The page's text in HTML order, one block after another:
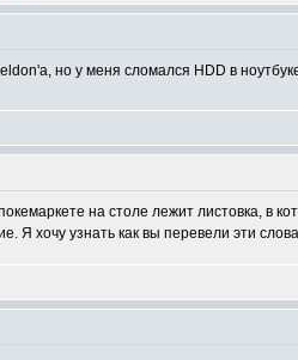
но у меня сломался HDD в
на столе лежит листовка, в
Я хочу узнать как вы перевели эти